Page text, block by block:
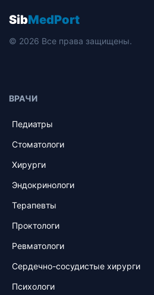
SibMedPort
© 2026 Все права защищены.
ВРАЧИ
Педиатры
Стоматологи
Хирурги
Эндокринологи
Терапевты
Проктологи
Ревматологи
Сердечно-сосудистые хирурги
Психологи